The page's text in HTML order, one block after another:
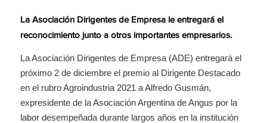
La Asociación Dirigentes de Empresa le entregará el
reconocimiento junto a otros importantes empresarios.
La Asociación Dirigentes de Empresa (ADE) entregará el
próximo 2 de diciembre el premio al Dirigente Destacado
en el rubro Agroindustria 2021 a Alfredo Gusmán,
expresidente de la Asociación Argentina de Angus por la
labor desempeñada durante largos años en la institución